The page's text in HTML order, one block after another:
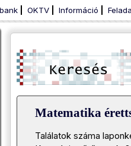
OKTV Információ
Matematika
Találatok száma